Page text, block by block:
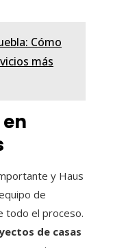
Cómo
más
y Haus
de
todo el proceso.
de casas